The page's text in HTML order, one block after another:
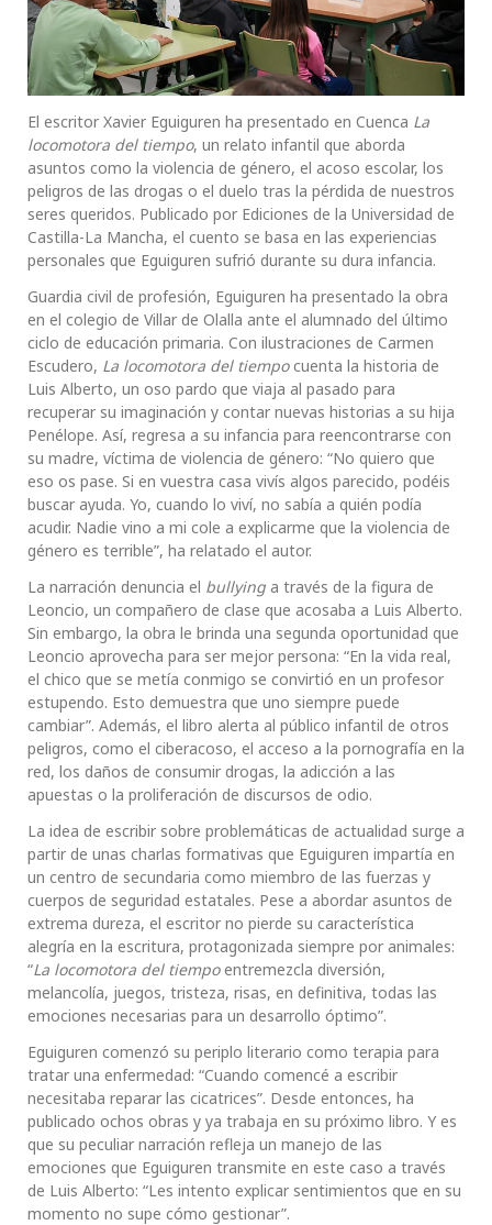
El escritor Xavier Eguiguren ha presentado en Cuenca La
locomotora del tiempo, un relato infantil que aborda
asuntos como la violencia de género, el acoso escolar, los
peligros de las drogas o el duelo tras la pérdida de nuestros
seres queridos. Publicado por Ediciones de la Universidad de
Castilla-La Mancha, el cuento se basa en las experiencias
personales que Eguiguren sufrió durante su dura infancia.
Guardia civil de profesión, Eguiguren ha presentado la obra
en el colegio de Villar de Olalla ante el alumnado del último
ciclo de educación primaria. Con ilustraciones de Carmen
Escudero, La locomotora del tiempocuenta la historia de
Luis Alberto, un oso pardo que viaja al pasado para
recuperar su imaginación y contar nuevas historias a su hija
Penélope. Así, regresa a su infancia para reencontrarse con
su madre, víctima de violencia de género: “No quiero que
eso os pase. Si en vuestra casa vivís algos parecido, podéis
buscar ayuda. Yo, cuando lo viví, no sabía a quién podía
acudir. Nadie vino a mi cole a explicarme que la violencia de
género es terrible”, ha relatado el autor.
La narración denuncia el bullying a través de la figura de
Leoncio, un compañero de clase que acosaba a Luis Alberto.
Sin embargo, la obra le brinda una segunda oportunidad que
Leoncio aprovecha para ser mejor persona: “En la vida real,
el chico que se metía conmigo se convirtió en un profesor
estupendo. Esto demuestra que uno siempre puede
cambiar”. Además, el libro alerta al público infantil de otros
peligros, como el ciberacoso, el acceso a la pornografía en la
red, los daños de consumir drogas, la adicción a las
apuestas o la proliferación de discursos de odio.
La idea de escribir sobre problemáticas de actualidad surge a
partir de unas charlas formativas que Eguiguren impartía en
un centro de secundaria como miembro de las fuerzas y
cuerpos de seguridad estatales. Pese a abordar asuntos de
extrema dureza, el escritor no pierde su característica
alegría en la escritura, protagonizada siempre por animales:
“La locomotora del tiempoentremezcla diversión,
melancolía, juegos, tristeza, risas, en definitiva, todas las
emociones necesarias para un desarrollo óptimo”.
Eguiguren comenzó su periplo literario como terapia para
tratar una enfermedad: “Cuando comencé a escribir
necesitaba reparar las cicatrices”. Desde entonces, ha
publicado ochos obras y ya trabaja en su próximo libro. Y es
que su peculiar narración refleja un manejo de las
emociones que Eguiguren transmite en este caso a través
de Luis Alberto: “Les intento explicar sentimientos que en su
momento no supe cómo gestionar”.